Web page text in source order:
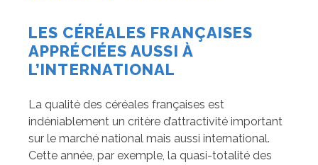
LES CÉRÉALES FRANÇAISES
APPRÉCIÉES AUSSI À
L’INTERNATIONAL
La qualité des céréales françaises est
indéniablement un critère d’attractivité important
sur le marché national mais aussi international.
Cette année, par exemple, la quasi-totalité des